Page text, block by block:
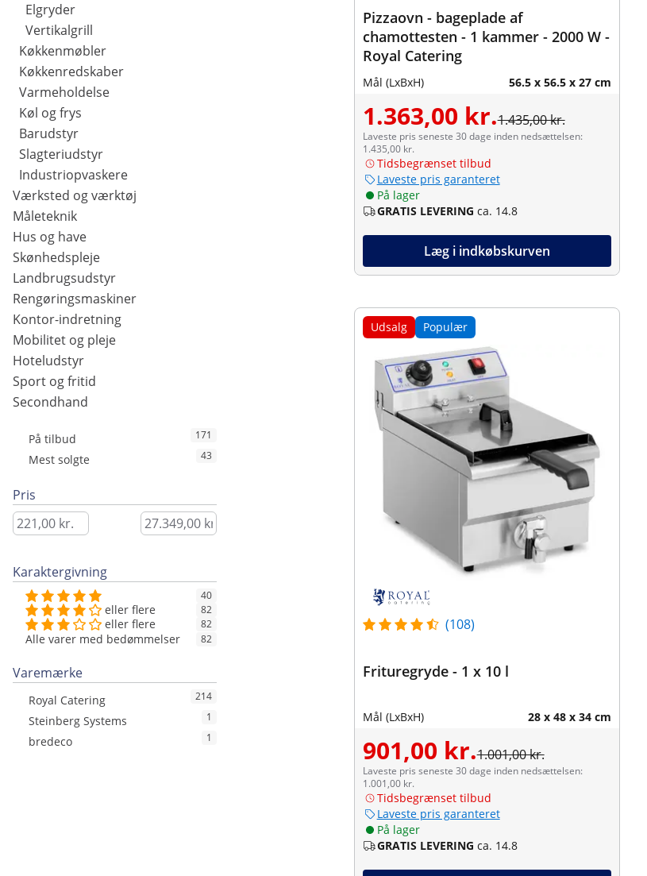
Elgryder
Vertikalgrill
Køkkenmøbler
Køkkenredskaber
Varmeholdelse
Køl og frys
Barudstyr
Slagteriudstyr
Industriopvaskere
Værksted og værktøj
Måleteknik
Hus og have
Skønhedspleje
Landbrugsudstyr
Rengøringsmaskiner
Kontor-indretning
Mobilitet og pleje
Hoteludstyr
Sport og fritid
Secondhand
På tilbud 171
Mest solgte 43
Pris
Karaktergivning
40
eller flere 82
eller flere 82
Alle varer med bedømmelser 82
Varemærke
Royal Catering 214
Steinberg Systems 1
bredeco 1
Pizzaovn - bageplade af
chamottesten - 1 kammer - 2000 W -
Royal Catering
Mål (LxBxH) 56.5 x 56.5 x 27 cm
1.363,00 kr.1.435,00 kr.
Laveste pris seneste 30 dage inden nedsættelsen:
1.435,00 kr.
Tidsbegrænset tilbud
Laveste pris garanteret
På lager
GRATIS LEVERING ca. 14.8
Læg i indkøbskurven
Udsalg Populær
(108)
Frituregryde - 1 x 10 l
Mål (LxBxH) 28 x 48 x 34 cm
901,00 kr.1.001,00 kr.
Laveste pris seneste 30 dage inden nedsættelsen:
1.001,00 kr.
Tidsbegrænset tilbud
Laveste pris garanteret
På lager
GRATIS LEVERING ca. 14.8